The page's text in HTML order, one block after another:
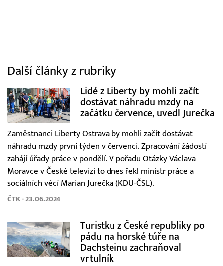
Další články z rubriky
Lidé z Liberty by mohli začít
dostávat náhradu mzdy na
začátku července, uvedl Jurečka
Zaměstnanci Liberty Ostrava by mohli začít dostávat
náhradu mzdy první týden v červenci. Zpracování žádostí
zahájí úřady práce v pondělí. V pořadu Otázky Václava
Moravce v České televizi to dnes řekl ministr práce a
sociálních věcí Marian Jurečka (KDU-ČSL).
ČTK - 23.06.2024
Turistku z České republiky po
pádu na horské túře na
Dachsteinu zachraňoval
vrtulník